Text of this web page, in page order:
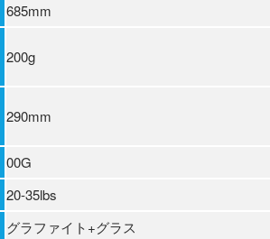
685mm
200g
290mm
00G
20‐35lbs
グラファイト+グラス